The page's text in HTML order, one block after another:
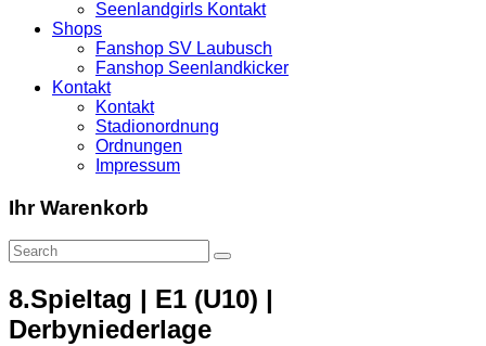
Seenlandgirls Kontakt
Shops
Fanshop SV Laubusch
Fanshop Seenlandkicker
Kontakt
Kontakt
Stadionordnung
Ordnungen
Impressum
Ihr Warenkorb
8.Spieltag | E1 (U10) |
Derbyniederlage